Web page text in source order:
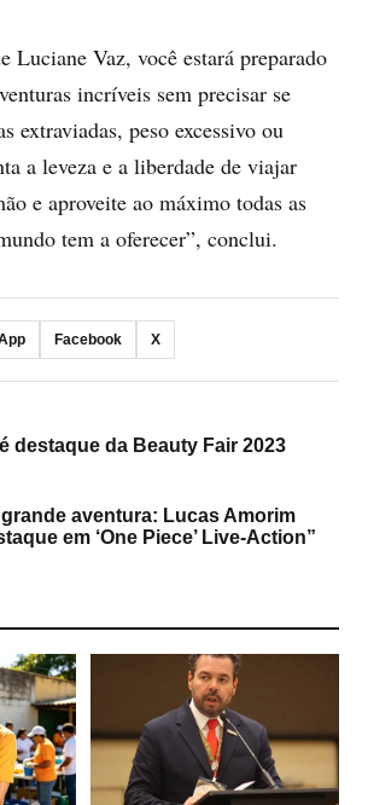
Luciane Vaz, você estará preparado
incríveis sem precisar se
extraviadas, peso excessivo ou
a leveza e a liberdade de viajar
e aproveite ao máximo todas as
tem a oferecer”, conclui.
Facebook X
destaque da Beauty Fair 2023
aventura: Lucas Amorim
em ‘One Piece’ Live-Action”